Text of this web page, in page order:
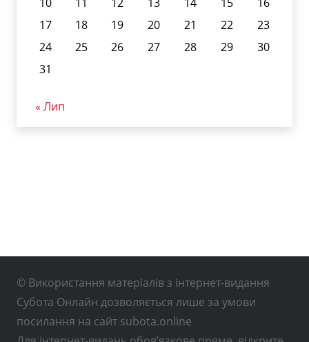
17
18 19 20 21 22
23
24
25 26 27 28 29
30
31
« Лип
© Використання матеріалів з інтернет-видання
Субота Онлайн дозволяється лише за умови
посилання на сайт subota.online